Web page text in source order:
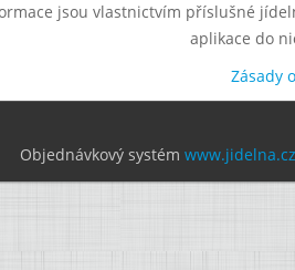
jsou vlastnictvím příslušné
aplikace do
Zásady
Objednávkový systém www.jidelna.cz